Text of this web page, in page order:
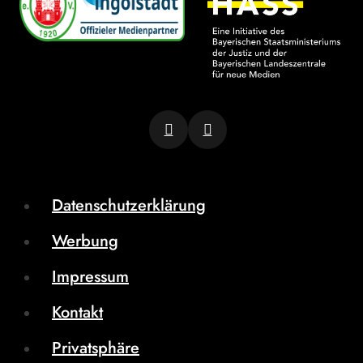
Datenschutzerklärung
Werbung
Impressum
Kontakt
Privatsphäre